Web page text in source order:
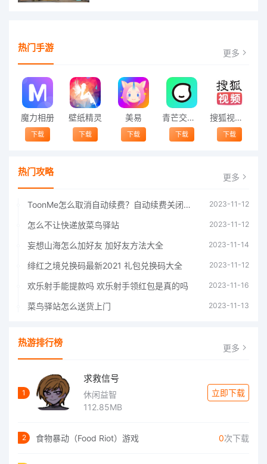
热门手游 更多
魔力相册
下载
壁纸精灵
下载
美易
下载
青芒交友软件官方版2021 v1.3
下载
搜狐视频app免费送会员下载安装到手机 v8.8.5
下载
热门攻略 更多
ToonMe怎么取消自动续费？自动续费关闭方法 2023-11-12
怎么不让快递放菜鸟驿站 2023-11-12
妄想山海怎么加好友 加好友方法大全 2023-11-14
绯红之境兑换码最新2021 礼包兑换码大全 2023-11-12
欢乐射手能提款吗 欢乐射手领红包是真的吗 2023-11-16
菜鸟驿站怎么送货上门 2023-11-13
热游排行榜 更多
1
求救信号
休闲益智
112.85MB
立即下载
2 食物暴动（Food Riot）游戏 0次下载